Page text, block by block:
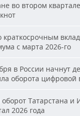
во втором
краткосрочным
с марта 2026-го
в России начнут
оборота цифровой
Татарстана и
2026 года